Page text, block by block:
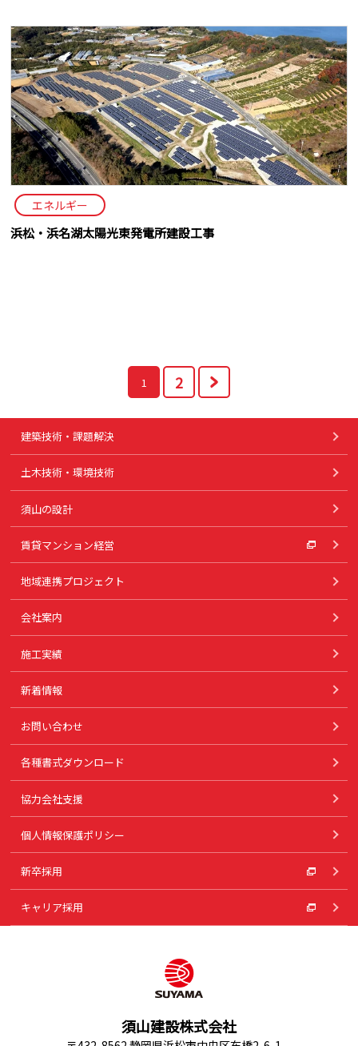
エネルギー
浜松・浜名湖太陽光東発電所建設工事
1 2
建築技術・課題解決
土木技術・環境技術
須山の設計
賃貸マンション経営
地域連携プロジェクト
会社案内
施工実績
新着情報
お問い合わせ
各種書式ダウンロード
協力会社支援
個人情報保護ポリシー
新卒採用
キャリア採用
須山建設株式会社